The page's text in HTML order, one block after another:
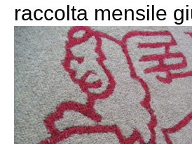
raccolta mensile